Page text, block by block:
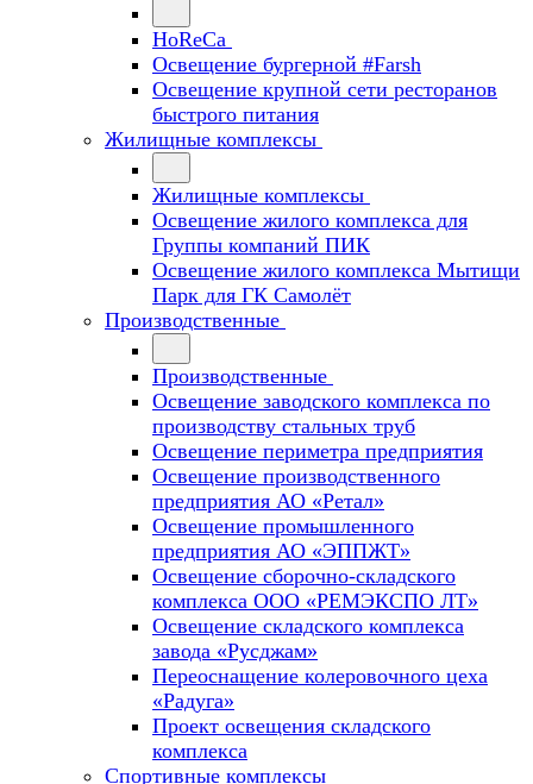
HoReCa
Освещение бургерной #Farsh
Освещение крупной сети ресторанов
быстрого питания
Жилищные комплексы
Жилищные комплексы
Освещение жилого комплекса для
Группы компаний ПИК
Освещение жилого комплекса Мытищи
Парк для ГК Самолёт
Производственные
Производственные
Освещение заводского комплекса по
производству стальных труб
Освещение периметра предприятия
Освещение производственного
предприятия АО «Ретал»
Освещение промышленного
предприятия АО «ЭППЖТ»
Освещение сборочно-складского
комплекса ООО «РЕМЭКСПО ЛТ»
Освещение складского комплекса
завода «Русджам»
Переоснащение колеровочного цеха
«Радуга»
Проект освещения складского
комплекса
Спортивные комплексы